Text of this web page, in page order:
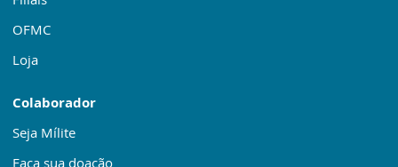
OFMC
Loja
Colaborador
Seja Mílite
Faça sua doação